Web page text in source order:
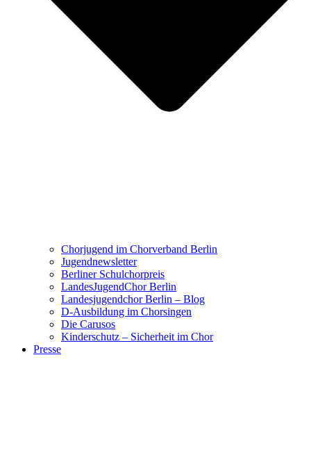
Chorjugend im Chorverband Berlin
Jugendnewsletter
Berliner Schulchorpreis
LandesJugendChor Berlin
Landesjugendchor Berlin – Blog
D-Ausbildung im Chorsingen
Die Carusos
Kinderschutz – Sicherheit im Chor
Presse